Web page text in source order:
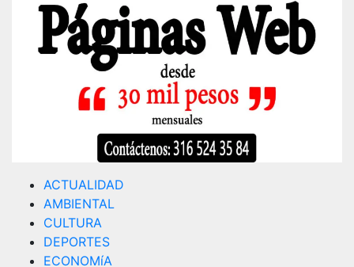
ACTUALIDAD
AMBIENTAL
CULTURA
DEPORTES
ECONOMíA